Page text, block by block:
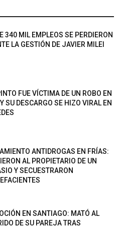
340 MIL EMPLEOS SE PERDIERON
LA GESTIÓN DE JAVIER MILEI
FUE VÍCTIMA DE UN ROBO EN
SU DESCARGO SE HIZO VIRAL EN
ANTIDROGAS EN FRÍAS:
AL PROPIETARIO DE UN
Y SECUESTRARON
EN SANTIAGO: MATÓ AL
DE SU PAREJA TRAS